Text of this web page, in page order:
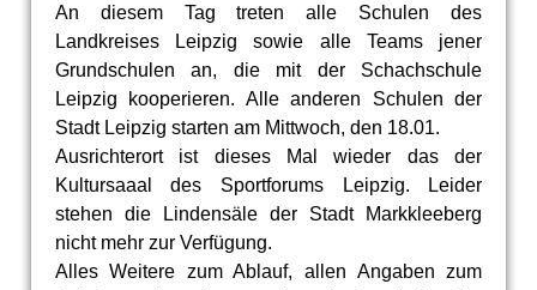
An diesem Tag treten alle Schulen des
Landkreises Leipzig sowie alle Teams jener
Grundschulen an, die mit der Schachschule
Leipzig kooperieren. Alle anderen Schulen der
Stadt Leipzig starten am Mittwoch, den 18.01.
Ausrichterort ist dieses Mal wieder das der
Kultursaaal des Sportforums Leipzig. Leider
stehen die Lindensäle der Stadt Markkleeberg
nicht mehr zur Verfügung.
Alles Weitere zum Ablauf, allen Angaben zum